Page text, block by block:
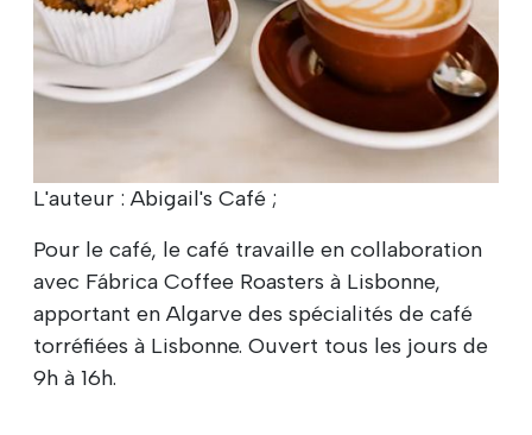
L'auteur : Abigail's Café ;
Pour le café, le café travaille en collaboration
avec Fábrica Coffee Roasters à Lisbonne,
apportant en Algarve des spécialités de café
torréfiées à Lisbonne. Ouvert tous les jours de
9h à 16h.